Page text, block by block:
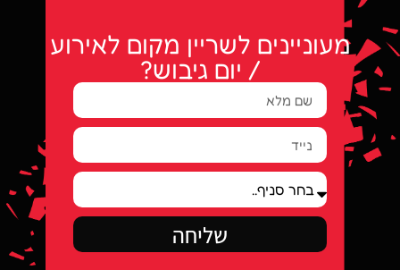
מעוניינים לשריין מקום לאירוע
/ יום גיבוש?
שליחה